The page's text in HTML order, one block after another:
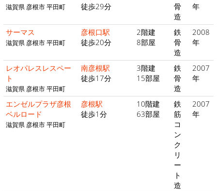
滋賀県 彦根市 平田町
徒歩29分
骨
造
年
サーマス
滋賀県 彦根市 平田町
彦根口駅
徒歩20分
2階建
8部屋
鉄
骨
造
2008
年
レオパレスレスペー
ト
滋賀県 彦根市 平田町
南彦根駅
徒歩17分
3階建
15部屋
鉄
骨
造
2007
年
エンゼルプラザ彦根
ベルロード
滋賀県 彦根市 平田町
彦根駅
徒歩1分
10階建
63部屋
鉄
筋
コ
ン
ク
リ
ー
ト
造
2007
年